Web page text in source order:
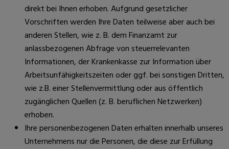
direkt bei Ihnen erhoben. Aufgrund gesetzlicher
Vorschriften werden Ihre Daten teilweise aber auch bei
anderen Stellen, wie z. B. dem Finanzamt zur
anlassbezogenen Abfrage von steuerrelevanten
Informationen, der Krankenkasse zur Information über
Arbeitsunfähigkeitszeiten oder ggf. bei sonstigen Dritten,
wie z.B. einer Stellenvermittlung oder aus öffentlich
zugänglichen Quellen (z. B. beruflichen Netzwerken)
erhoben.
Ihre personenbezogenen Daten erhalten innerhalb unseres
Unternehmens nur die Personen, die diese zur Erfüllung